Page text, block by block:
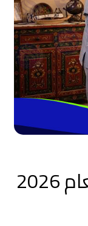
جليسه لسيده مسنه لعام 2026